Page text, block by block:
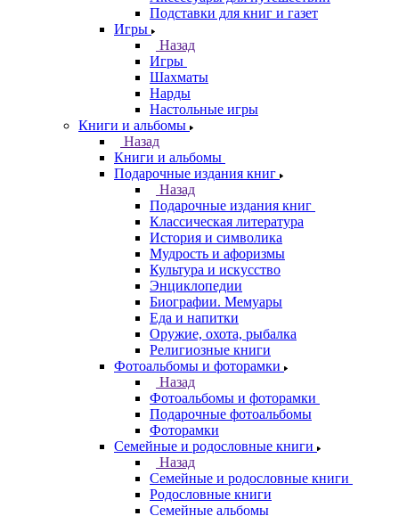
Подставки для книг и газет
Игры
Назад
Игры
Шахматы
Нарды
Настольные игры
Книги и альбомы
Назад
Книги и альбомы
Подарочные издания книг
Назад
Подарочные издания книг
Классическая литература
История и символика
Мудрость и афоризмы
Культура и искусство
Энциклопедии
Биографии. Мемуары
Еда и напитки
Оружие, охота, рыбалка
Религиозные книги
Фотоальбомы и фоторамки
Назад
Фотоальбомы и фоторамки
Подарочные фотоальбомы
Фоторамки
Семейные и родословные книги
Назад
Семейные и родословные книги
Родословные книги
Семейные альбомы